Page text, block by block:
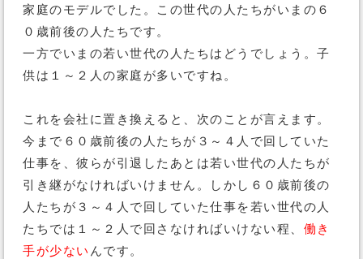
家庭のモデルでした。この世代の人たちがいまの６
０歳前後の人たちです。
一方でいまの若い世代の人たちはどうでしょう。子
供は１～２人の家庭が多いですね。
これを会社に置き換えると、次のことが言えます。
今まで６０歳前後の人たちが３～４人で回していた
仕事を、彼らが引退したあとは若い世代の人たちが
引き継がなければいけません。しかし６０歳前後の
人たちが３～４人で回していた仕事を若い世代の人
たちでは１～２人で回さなければいけない程、 働き
手が少ない んです。